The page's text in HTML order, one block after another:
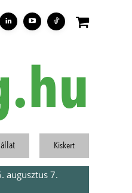
Kiskert
augusztus 7.